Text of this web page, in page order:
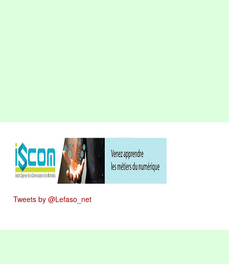
Tweets by @Lefaso_net